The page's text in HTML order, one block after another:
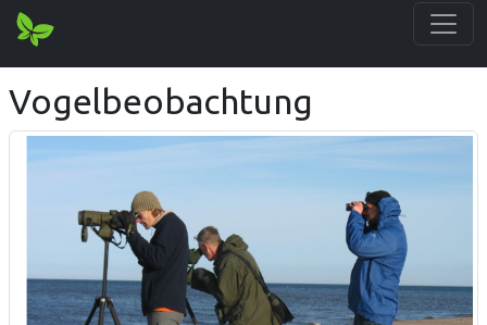
Vogelbeobachtung